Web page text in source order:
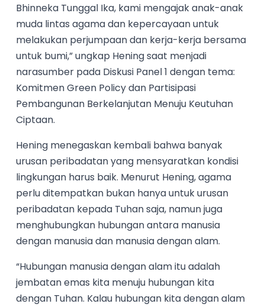
Bhinneka Tunggal Ika, kami mengajak anak-anak
muda lintas agama dan kepercayaan untuk
melakukan perjumpaan dan kerja-kerja bersama
untuk bumi,” ungkap Hening saat menjadi
narasumber pada Diskusi Panel 1 dengan tema:
Komitmen Green Policy dan Partisipasi
Pembangunan Berkelanjutan Menuju Keutuhan
Ciptaan.
Hening menegaskan kembali bahwa banyak
urusan peribadatan yang mensyaratkan kondisi
lingkungan harus baik. Menurut Hening, agama
perlu ditempatkan bukan hanya untuk urusan
peribadatan kepada Tuhan saja, namun juga
menghubungkan hubungan antara manusia
dengan manusia dan manusia dengan alam.
“Hubungan manusia dengan alam itu adalah
jembatan emas kita menuju hubungan kita
dengan Tuhan. Kalau hubungan kita dengan alam